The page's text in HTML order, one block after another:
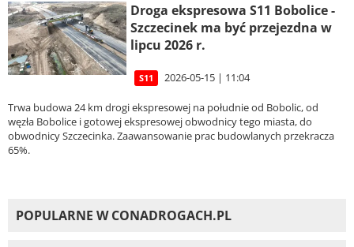
Droga ekspresowa S11 Bobolice -
Szczecinek ma być przejezdna w
lipcu 2026 r.
S11 2026-05-15 | 11:04
Trwa budowa 24 km drogi ekspresowej na południe od Bobolic, od
węzła Bobolice i gotowej ekspresowej obwodnicy tego miasta, do
obwodnicy Szczecinka. Zaawansowanie prac budowlanych przekracza
65%.
POPULARNE W CONADROGACH.PL